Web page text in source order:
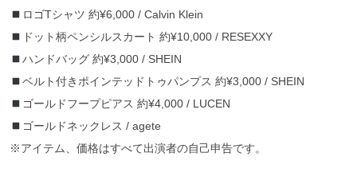
ロゴTシャツ 約¥6,000 / Calvin Klein
ドット柄ペンシルスカート 約¥10,000 / RESEXXY
ハンドバッグ 約¥3,000 / SHEIN
ベルト付きポインテッドトゥパンプス 約¥3,000 / SHEIN
ゴールドフープピアス 約¥4,000 / LUCEN
ゴールドネックレス / agete
※アイテム、価格はすべて出演者の自己申告です。